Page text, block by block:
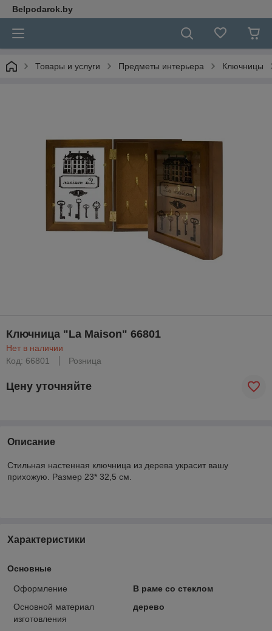
Belpodarok.by
Товары и услуги Предметы интерьера Ключницы
Ключница "La Maison" 66801
Нет в наличии
Код: 66801
Розница
Цену уточняйте
Описание
Стильная настенная ключница из дерева украсит вашу
прихожую. Размер 23* 32,5 см.
Характеристики
Основные
Оформление
В раме со стеклом
Основной материал
изготовления
дерево